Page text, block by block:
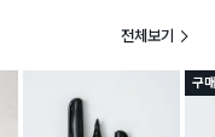
전체보기
구